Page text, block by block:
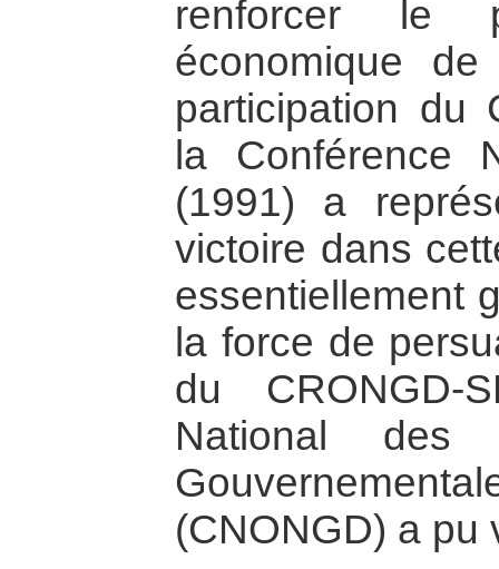
renforcer le
économique
participation du
la Conférence
(1991) a
victoire dans
essentiellement
la force de
du
National des
(CNONGD) a pu